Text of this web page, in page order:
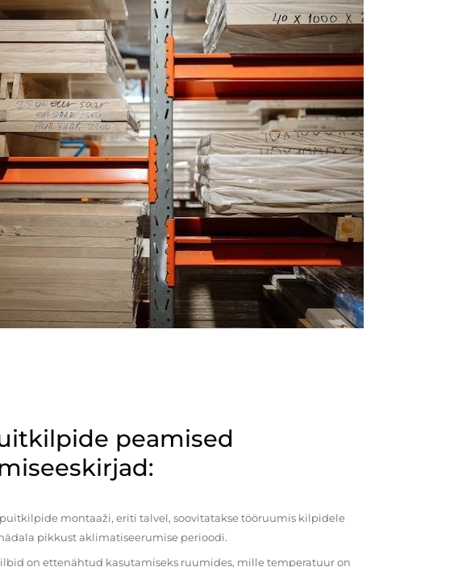
peamised
montaaži, eriti talvel, soovitatakse tööruumis kilpidele
pikkust aklimatiseerumise perioodi.
on ettenähtud kasutamiseks ruumides, mille temperatuur on